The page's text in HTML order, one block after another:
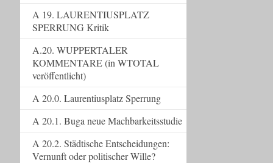
A 19. LAURENTIUSPLATZ
SPERRUNG Kritik
A.20. WUPPERTALER
KOMMENTARE (in WTOTAL
veröffentlicht)
A 20.0. Laurentiusplatz Sperrung
A 20.1. Buga neue Machbarkeitsstudie
A 20.2. Städtische Entscheidungen:
Vernunft oder politischer Wille?